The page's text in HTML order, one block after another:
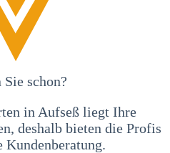
Sie schon?
in Aufseß liegt Ihre
deshalb bieten die Profis
Kundenberatung.